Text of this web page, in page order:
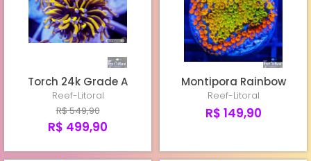
TORCHS CULTIVO REEF-LITORAL
HAMMERS
Torch 24k Grade A
Reef-Litoral
R$ 549,90
R$ 499,90
Montipora Rainbow
Reef-Litoral
R$ 149,90